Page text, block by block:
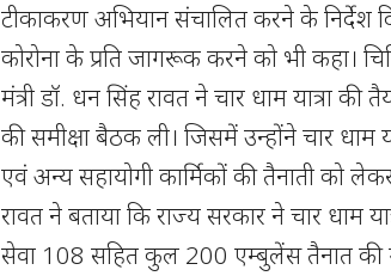
टीकाकरण अभियान संचालित करने के निर्देश
कोरोना के प्रति जागरूक करने को भी कहा।
मंत्री डॉ. धन सिंह रावत ने चार धाम यात्रा की
की समीक्षा बैठक ली। जिसमें उन्होंने चार धाम
एवं अन्य सहायोगी कार्मिकों की तैनाती को
रावत ने बताया कि राज्य सरकार ने चार धाम
सेवा 108 सहित कुल 200 एम्बुलेंस तैनात